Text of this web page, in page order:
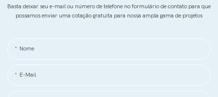
Basta deixar seu e-mail ou número de telefone no formulário de contato para que
possamos enviar uma cotação gratuita para nossa ampla gama de projetos
Nome
E-Mail